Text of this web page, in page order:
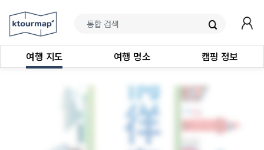
여행 지도 여행 명소 캠핑 정보